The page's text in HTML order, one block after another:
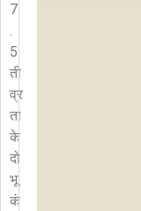
7
.
5
ती
व्र
ता
के
दो
भू
कं